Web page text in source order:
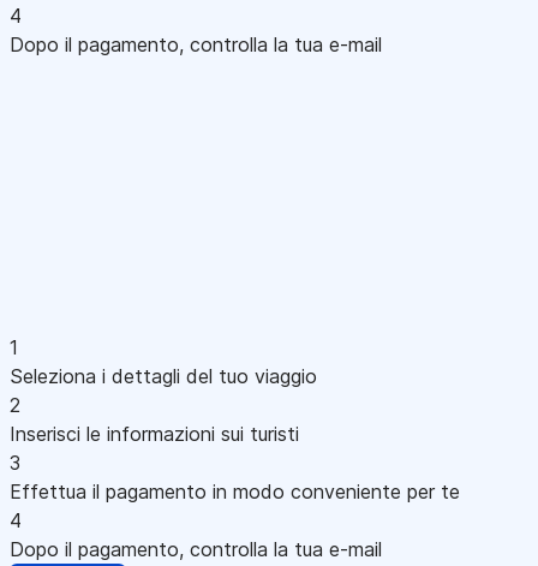
4
Dopo il pagamento, controlla la tua e-mail
1
Seleziona i dettagli del tuo viaggio
2
Inserisci le informazioni sui turisti
3
Effettua il pagamento in modo conveniente per te
4
Dopo il pagamento, controlla la tua e-mail